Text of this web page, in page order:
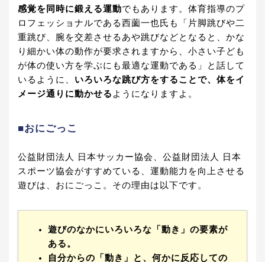
感覚を同時に鍛える運動でもあります。体育指導のプ
ロフェッショナルである西薗一也氏も「片脚跳びや二
重跳び、腕を交差させるあや跳びなどとなると、かな
り細かい体の動作が要求されますから、小さい子ども
が体の使い方を学ぶにも最適な運動である」と話して
いるように、 いろいろな跳び方をすることで、体をイ
メージ通りに動かせる ようになりますよ。
■おにごっこ
公益財団法人 日本サッカー協会、公益財団法人 日本
スポーツ協会がすすめている、運動能力を向上させる
遊びは、おにごっこ。その理由は以下です。
遊びのなかにいろいろな「動き」の要素が
ある。
自分からの「動き」と、何かに反応しての